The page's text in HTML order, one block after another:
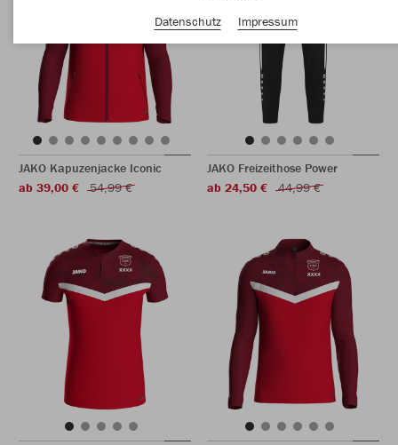
JAKO Kapuzenjacke Iconic
ab 39,00 €
54,99 €
JAKO Freizeithose Power
ab 24,50 €
44,99 €
Datenschutz
Impressum